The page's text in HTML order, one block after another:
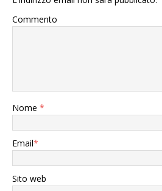
Commento
Nome *
Email*
Sito web